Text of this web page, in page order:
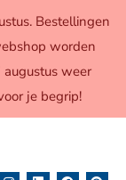
Bestellingen
worden
weer
je begrip!